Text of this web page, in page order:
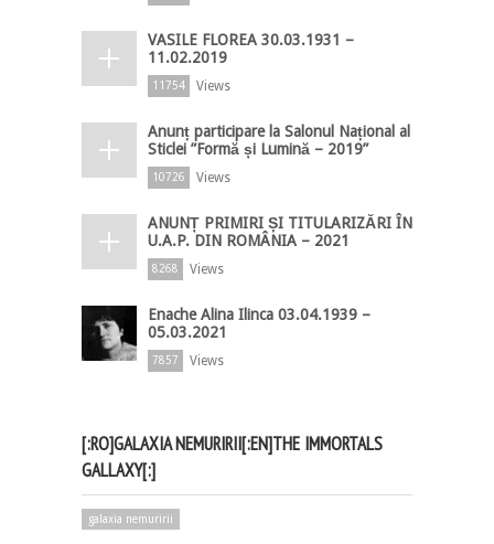
VASILE FLOREA 30.03.1931 –
11.02.2019
11754 Views
Anunț participare la Salonul Național al
Sticlei ”Formă și Lumină – 2019”
10726 Views
ANUNȚ PRIMIRI ȘI TITULARIZĂRI ÎN
U.A.P. DIN ROMÂNIA – 2021
8268 Views
Enache Alina Ilinca 03.04.1939 –
05.03.2021
7857 Views
[:RO]GALAXIA NEMURIRII[:EN]THE IMMORTALS
GALLAXY[:]
galaxia nemuririi